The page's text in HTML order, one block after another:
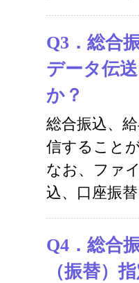
Q3．総合
データ伝
か？
総合振込、
信すること
なお、ファ
込、口座振
Q4．総合
（振替）